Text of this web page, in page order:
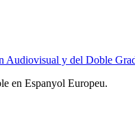
Audiovisual y del Doble
en Espanyol Europeu.